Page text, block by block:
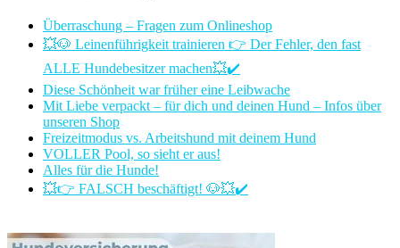
Überraschung – Fragen zum Onlineshop
💥🐶 Leinenführigkeit trainieren 👉 Der Fehler, den fast
ALLE Hundebesitzer machen💥✔️
Diese Schönheit war früher eine Leibwache
Mit Liebe verpackt – für dich und deinen Hund – Infos über
unseren Shop
Freizeitmodus vs. Arbeitshund mit deinem Hund
VOLLER Pool, so sieht er aus!
Alles für die Hunde!
💥👉 FALSCH beschäftigt! 🐶💥✔️